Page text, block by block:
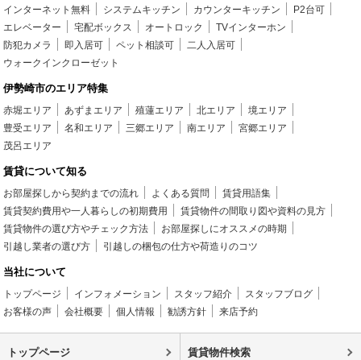
インターネット無料
システムキッチン カウンターキッチン
P2台可
エレベーター
宅配ボックス オートロック
TVインターホン
防犯カメラ
即入居可 ペット相談可
二人入居可
ウォークインクローゼット
伊勢崎市のエリア特集
赤堀エリア あずまエリア 殖蓮エリア 北エリア
境エリア
豊受エリア
名和エリア 三郷エリア 南エリア
宮郷エリア
茂呂エリア
賃貸について知る
お部屋探しから契約までの流れ よくある質問
賃貸用語集
賃貸契約費用や一人暮らしの初期費用
賃貸物件の間取り図や資料の見方
賃貸物件の選び方やチェック方法
お部屋探しにオススメの時期
引越し業者の選び方
引越しの梱包の仕方や荷造りのコツ
当社について
トップページ インフォメーション スタッフ紹介
スタッフブログ
お客様の声
会社概要 個人情報 勧誘方針 来店予約
トップページ 賃貸物件検索